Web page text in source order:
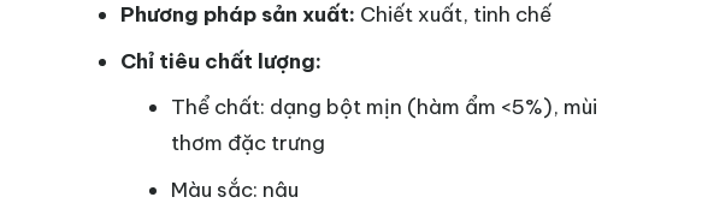
Phương pháp sản xuất: Chiết xuất, tinh chế
Chỉ tiêu chất lượng:
Thể chất: dạng bột mịn (hàm ẩm <5%), mùi
thơm đặc trưng
Màu sắc: nâu